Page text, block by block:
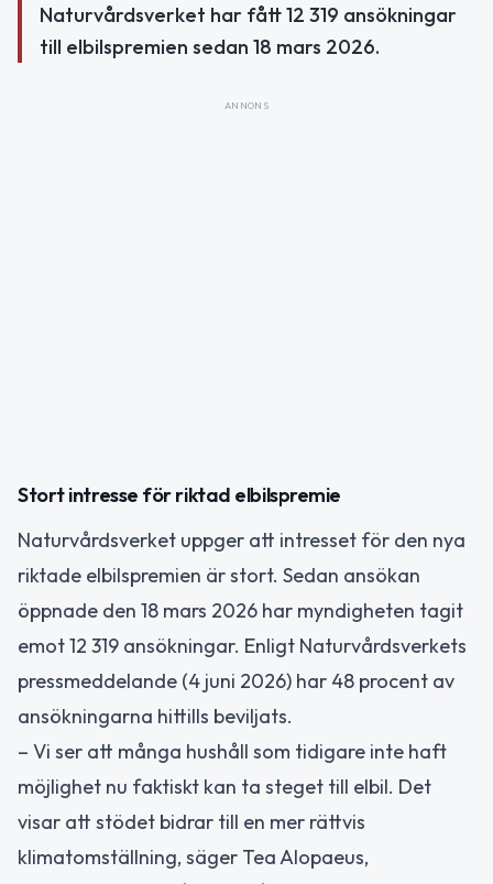
Naturvårdsverket har fått 12 319 ansökningar
till elbilspremien sedan 18 mars 2026.
ANNONS
Stort intresse för riktad elbilspremie
Naturvårdsverket uppger att intresset för den nya
riktade elbilspremien är stort. Sedan ansökan
öppnade den 18 mars 2026 har myndigheten tagit
emot 12 319 ansökningar. Enligt Naturvårdsverkets
pressmeddelande (4 juni 2026) har 48 procent av
ansökningarna hittills beviljats.
– Vi ser att många hushåll som tidigare inte haft
möjlighet nu faktiskt kan ta steget till elbil. Det
visar att stödet bidrar till en mer rättvis
klimatomställning, säger Tea Alopaeus,